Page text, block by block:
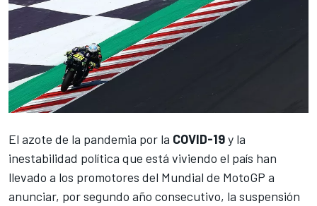
El azote de la pandemia por la COVID-19y la
inestabilidad política que está viviendo el país han
llevado a los promotores del Mundial de MotoGP a
anunciar, por segundo año consecutivo, la suspensión